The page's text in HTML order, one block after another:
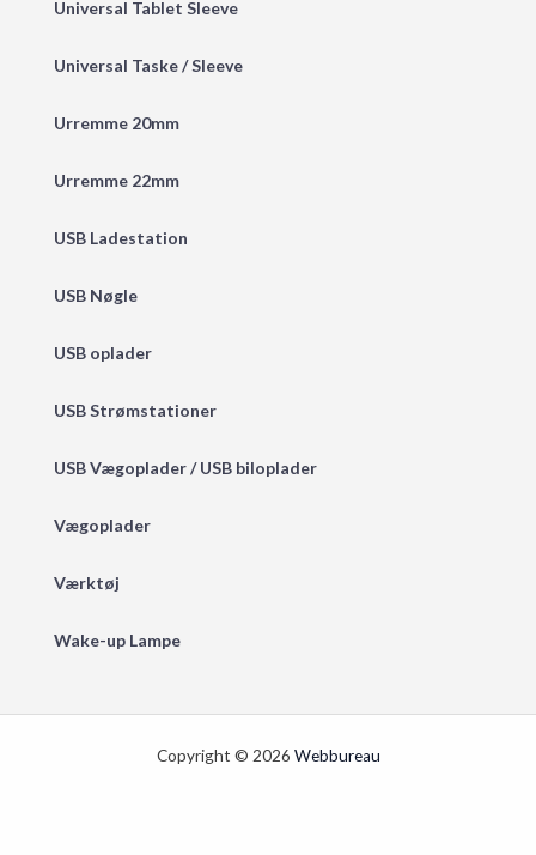
Universal Tablet Sleeve
Universal Taske / Sleeve
Urremme 20mm
Urremme 22mm
USB Ladestation
USB Nøgle
USB oplader
USB Strømstationer
USB Vægoplader / USB biloplader
Vægoplader
Værktøj
Wake-up Lampe
Copyright © 2026 Webbureau